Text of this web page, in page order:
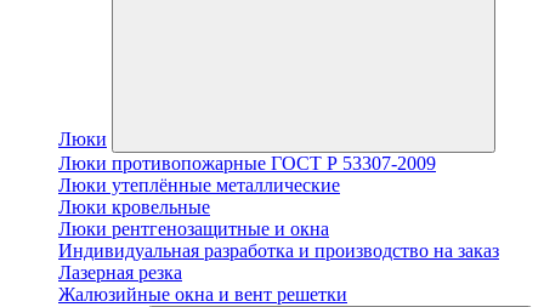
Люки
Люки противопожарные ГОСТ Р 53307-2009
Люки утеплённые металлические
Люки кровельные
Люки рентгенозащитные и окна
Индивидуальная разработка и производство на заказ
Лазерная резка
Жалюзийные окна и вент решетки